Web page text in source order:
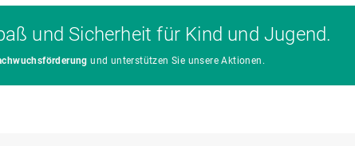
und Sicherheit für Kind und Jugend.
und unterstützen Sie unsere Aktionen.